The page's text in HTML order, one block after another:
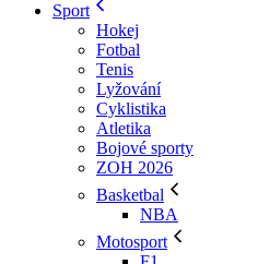
Sport
Hokej
Fotbal
Tenis
Lyžování
Cyklistika
Atletika
Bojové sporty
ZOH 2026
Basketbal
NBA
Motosport